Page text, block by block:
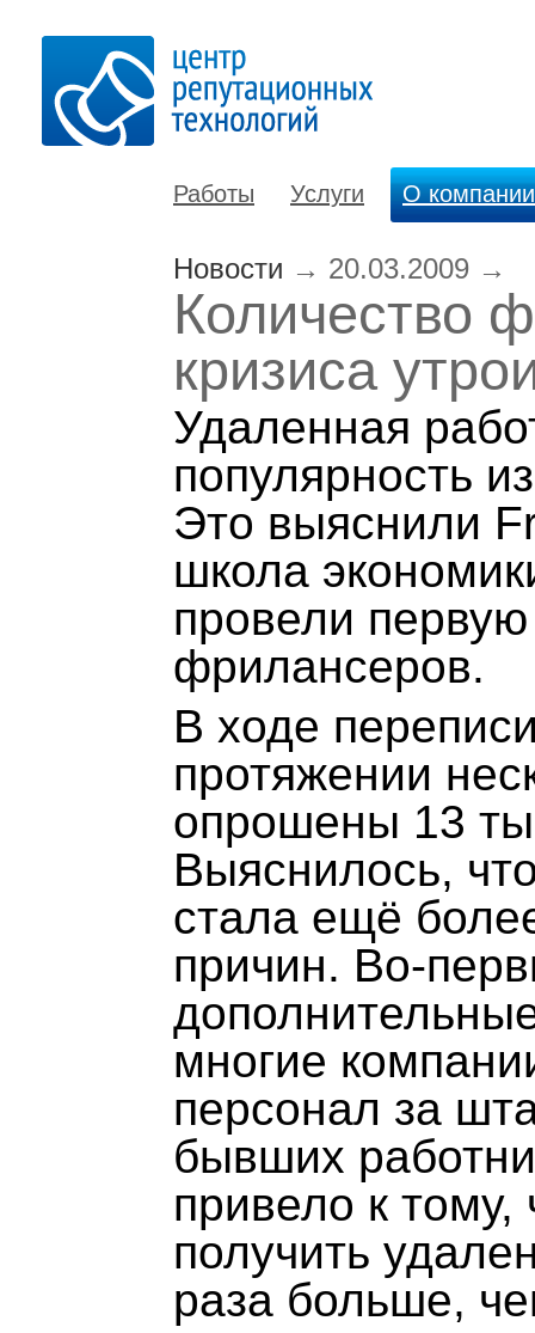
Работы Услуги О компании
Новости → 20.03.2009 →
Количество
кризиса
Удаленная
популярность
Это выяснили
школа
провели
фрилансеров.
В ходе
протяжении
опрошены 13
Выяснилось,
стала ещё
причин. Во-
многие
персонал за
бывших
привело к
получить
раза больше,